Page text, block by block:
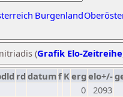
Burgenland
(Grafik Elo-Zeitreihe
rd datumf Kerg elo+/-
0 2093